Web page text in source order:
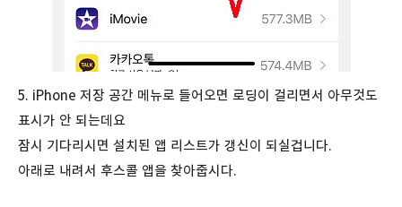
5. iPhone 저장 공간 메뉴로 들어오면 로딩이 걸리면서 아무것도
표시가 안 되는데요
잠시 기다리시면 설치된 앱 리스트가 갱신이 되실겁니다.
아래로 내려서 후스콜 앱을 찾아줍시다.